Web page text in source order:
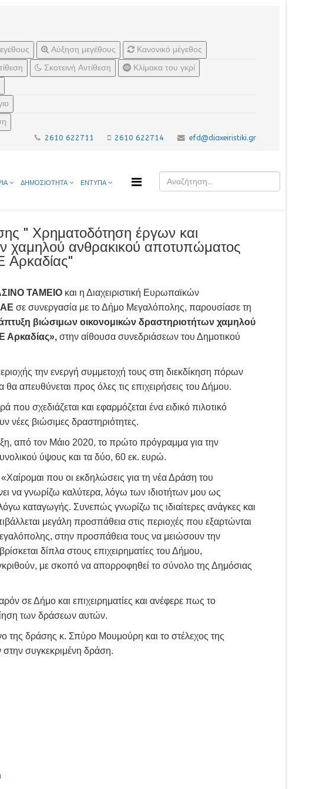
Αύξηση μεγέθους
Κανονικό μέγεθος
Σκοτεινή Αντίθεση
Κλίμακα του γκρί
2610 622711 2610 622714 efd@diaxeiristiki.gr
ΔΗΜΟΣΙΟΤΗΤΑ ΕΝΤΥΠΑ
" Χρηματοδότηση έργων και
χαμηλού ανθρακικού αποτυπώματος
Αρκαδίας"
ΤΑΜΕΙΟ και η Διαχειριστική Ευρωπαϊκών
σε συνεργασία με το Δήμο Μεγαλόπολης, παρουσίασε τη
βιώσιμων οικονομικών δραστηριοτήτων χαμηλού
Αρκαδίας», στην αίθουσα συνεδριάσεων του Δημοτικού
την ενεργή συμμετοχή τους στη διεκδίκηση πόρων
απευθύνεται προς όλες τις επιχειρήσεις του Δήμου.
σχεδιάζεται και εφαρμόζεται ένα ειδικό πιλοτικό
βιώσιμες δραστηριότητες.
από τον Μάιο 2020, το πρώτο πρόγραμμα για την
ύψους και τα δύο, 60 εκ. ευρώ.
που οι εκδηλώσεις για τη νέα Δράση του
να γνωρίζω καλύτερα, λόγω των ιδιοτήτων μου ως
καταγωγής. Συνεπώς γνωρίζω τις ιδιαίτερες ανάγκες και
μεγάλη προσπάθεια στις περιοχές που εξαρτώνται
στην προσπάθεια τους να μειώσουν την
δίπλα στους επιχειρηματίες του Δήμου,
με σκοπό να απορροφηθεί το σύνολο της Δημόσιας
σε Δήμο και επιχειρηματίες και ανέφερε πως το
των δράσεων αυτών.
δράσης κ. Σπύρο Μουμούρη και το στέλεχος της
συγκεκριμένη δράση.